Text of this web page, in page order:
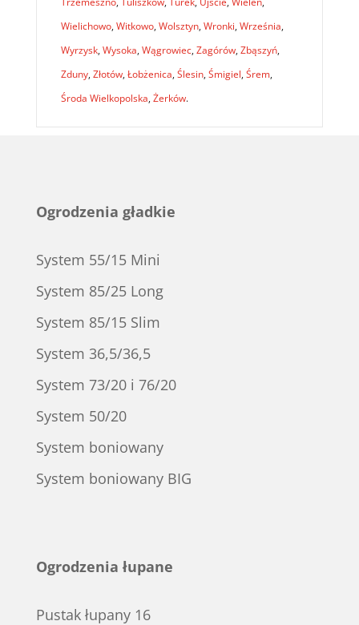
Wielichowo, Witkowo, Wolsztyn, Wronki, Września,
Wyrzysk, Wysoka, Wągrowiec, Zagórów, Zbąszyń,
Zduny, Złotów, Łobżenica, Ślesin, Śmigiel, Śrem,
Środa Wielkopolska, Żerków.
Ogrodzenia gładkie
System 55/15 Mini
System 85/25 Long
System 85/15 Slim
System 36,5/36,5
System 73/20 i 76/20
System 50/20
System boniowany
System boniowany BIG
Ogrodzenia łupane
Pustak łupany 16